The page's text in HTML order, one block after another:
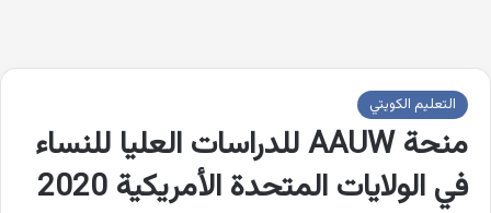
التعليم الكويتي
منحة AAUW للدراسات العليا للنساء
في الولايات المتحدة الأمريكية 2020